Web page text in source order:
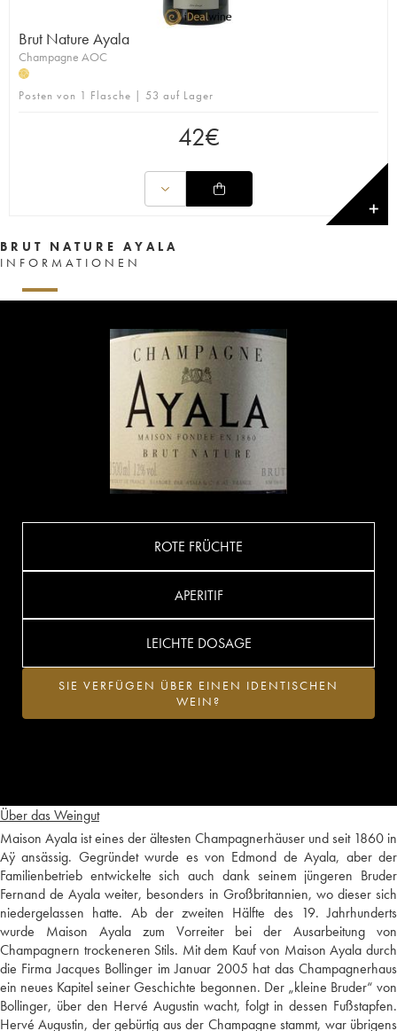
Brut Nature Ayala
Champagne AOC
H
Posten von 1 Flasche | 53 auf Lager
42€
✕
BRUT NATURE AYALA
INFORMATIONEN
Über das Weingut
Maison Ayala ist eines der ältesten Champagnerhäuser und seit 1860 in
Aÿ ansässig. Gegründet wurde es von Edmond de Ayala, aber der
Familienbetrieb entwickelte sich auch dank seinem jüngeren Bruder
Fernand de Ayala weiter, besonders in Großbritannien, wo dieser sich
niedergelassen hatte. Ab der zweiten Hälfte des 19. Jahrhunderts
wurde Maison Ayala zum Vorreiter bei der Ausarbeitung von
Champagnern trockeneren Stils. Mit dem Kauf von Maison Ayala durch
die Firma Jacques Bollinger im Januar 2005 hat das Champagnerhaus
ein neues Kapitel seiner Geschichte begonnen. Der „kleine Bruder“ von
Bollinger, über den Hervé Augustin wacht, folgt in dessen Fußstapfen.
Hervé Augustin, der gebürtig aus der Champagne stammt, war übrigens
ROTE FRÜCHTE
APERITIF
LEICHTE DOSAGE
SIE VERFÜGEN ÜBER EINEN IDENTISCHEN
WEIN?